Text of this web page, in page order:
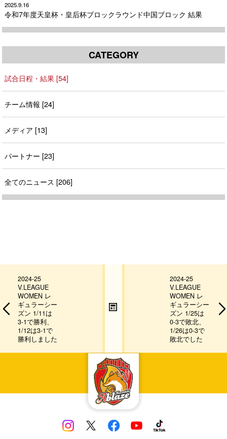
2025.9.16
令和7年度天皇杯・皇后杯ブロックラウンド中国ブロック 結果
CATEGORY
試合日程・結果 [54]
チーム情報 [24]
メディア [13]
パートナー [23]
全てのニュース [206]
2024-25
V.LEAGUE
WOMEN レ
ギュラーシー
ズン 1/11は
3-1で勝利、
1/12は3-1で
勝利しました
2024-25
V.LEAGUE
WOMEN レ
ギュラーシー
ズン 1/25は
0-3で敗北、
1/26は0-3で
敗北でした